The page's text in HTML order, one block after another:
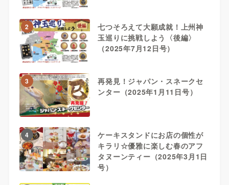
2
七つそろえて大願成就！上州神
玉巡りに挑戦しよう〈後編〉
（2025年7月12日号）
3
再発見！ジャパン・スネークセ
ンター（2025年1月11日号）
4
ケーキスタンドにお店の個性が
キラリ☆優雅に楽しむ春のアフ
タヌーンティー（2025年3月1日
号）